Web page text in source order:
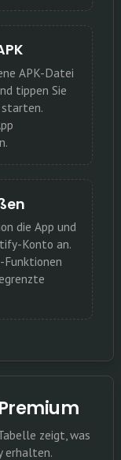
APK-Datei
tippen Sie
die App und
Konto an.
Funktionen
zeigt, was
erhalten.